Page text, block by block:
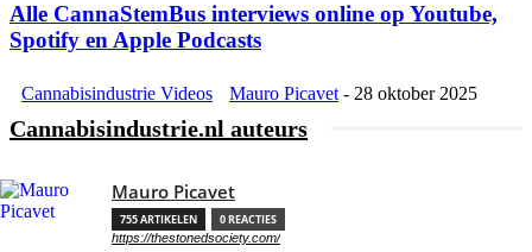
Alle CannaStemBus interviews online op Youtube,
Spotify en Apple Podcasts
Cannabisindustrie Videos Mauro Picavet - 28 oktober 2025
Cannabisindustrie.nl auteurs
Mauro Picavet
755 ARTIKELEN 0 REACTIES
https://thestonedsociety.com/